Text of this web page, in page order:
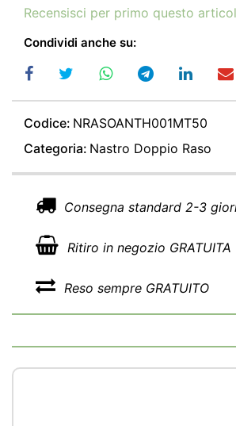
Recensisci per primo questo
Condividi anche su:
Codice: NRASOANTH001MT50
Categoria: Nastro Doppio Raso
Consegna standard 2-3
Ritiro in negozio GRATUITA
Reso sempre GRATUITO